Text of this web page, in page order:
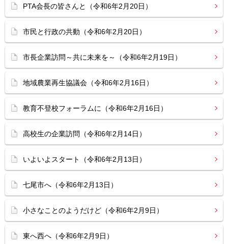
PTA会長の皆さんと（令和6年2月20日）
市民と行政の共動（令和6年2月20日）
市長企業訪問～共に未来を～（令和6年2月19日）
地域農業再生協議会（令和6年2月16日）
教育不登校フォーラムに（令和6年2月16日）
高校生の企業訪問（令和6年2月14日）
いよいよスタート（令和6年2月13日）
七尾市へ（令和6年2月13日）
小さなことのようだけど（令和6年2月9日）
東へ西へ（令和6年2月9日）